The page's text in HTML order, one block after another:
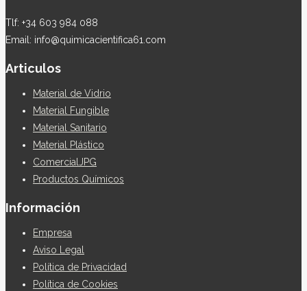
Tlf: +34 603 984 088
Email: info@quimicacientifica61.com
Articulos
Material de Vidrio
Material Fungible
Material Sanitario
Material Plástico
ComercialJPG
Productos Químicos
Información
Empresa
Aviso Legal
Política de Privacidad
Política de Cookies